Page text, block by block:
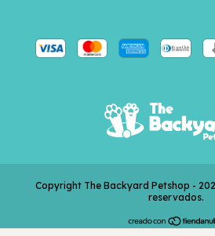
Copyright The Backyard Petshop -
reservados.